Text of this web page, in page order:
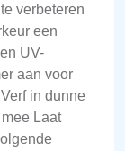
verbeteren
een
UV-
aan voor
in dunne
Laat